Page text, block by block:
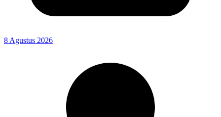
8 Agustus 2026